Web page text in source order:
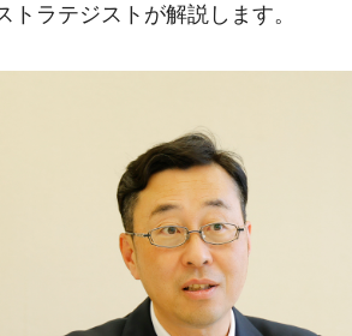
ラテジストが解説します。